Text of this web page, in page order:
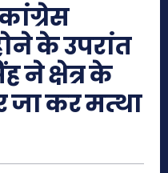
के उपरांत
ने क्षेत्र के
जा कर मत्था